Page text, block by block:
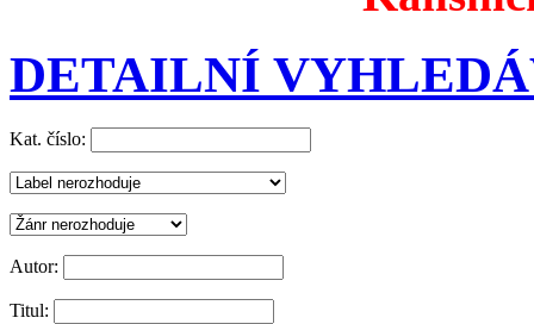
DETAILNÍ
Kat. číslo:
Autor:
Titul: